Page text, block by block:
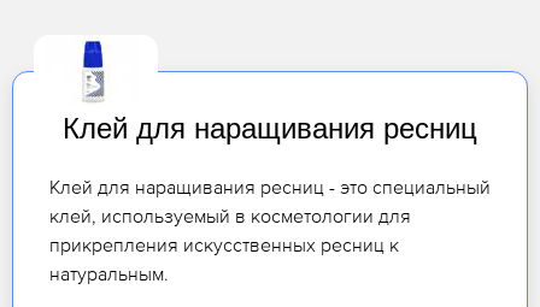
Клей для наращивания ресниц
Клей для наращивания ресниц - это специальный
клей, используемый в косметологии для
прикрепления искусственных ресниц к
натуральным.